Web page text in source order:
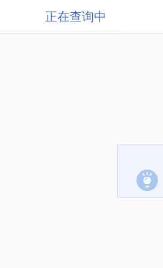
正在查询中